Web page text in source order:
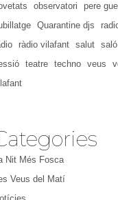
observatori
pere
Quarantine djs
ràdio vilafant salut
teatre techno veus
Nit Més Fosca
Veus del Matí